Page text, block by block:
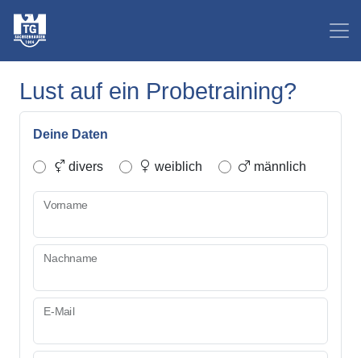
Lust auf ein Probetraining?
Deine Daten
divers weiblich männlich
Vorname
Nachname
E-Mail